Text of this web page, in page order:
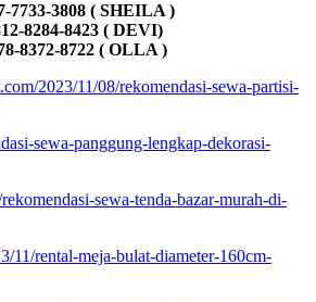
7733-3808 ( SHEILA )
8284-8423 ( DEVI)
8372-8722 ( OLLA )
2023/11/08/rekomendasi-sewa-partisi-
sewa-panggung-lengkap-dekorasi-
sewa-tenda-bazar-murah-di-
11/rental-meja-bulat-diameter-160cm-